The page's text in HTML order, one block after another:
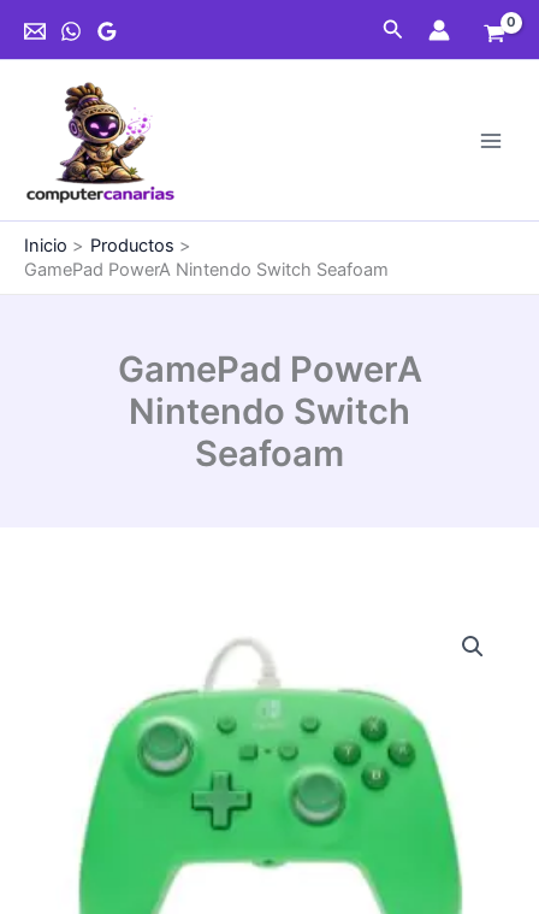
Buscar
Inicio
Productos
GamePad PowerA Nintendo Switch Seafoam
GamePad PowerA
Nintendo Switch
Seafoam
Switch
Seafoam